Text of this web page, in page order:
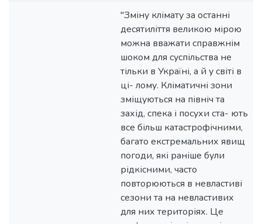
"Зміну клімату за останні
десятиліття великою мірою
можна вважати справжнім
шоком для суспільства не
тільки в Україні, а й у світі в
ці- лому. Кліматичні зони
зміщуються на північ та
захід, спека і посухи ста- ють
все більш катастрофічними,
багато екстремальних явищ
погоди, які раніше були
рідкісними, часто
повторюються в невластиві
сезони та на невластивих
для них територіях. Це